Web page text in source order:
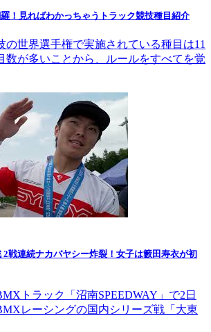
羅！見ればわかっちゃうトラック競技種目紹介
の世界選手権で実施されている種目は11
数が多いことから、ルールをすべてを覚
戦連続ナカバヤシー炸裂！女子は籔田寿衣が初
トラック「沼南SPEEDWAY」で2日
レーシングの国内シリーズ戦「大東